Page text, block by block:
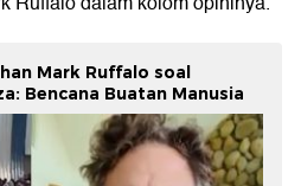
Mark Ruffalo soal
Bencana Buatan Manusia